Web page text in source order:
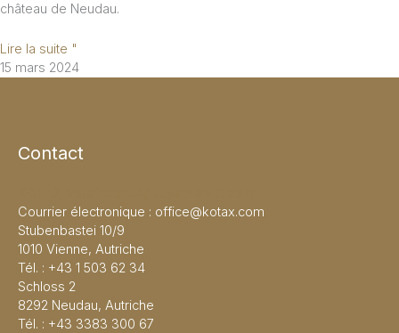
château de Neudau.
Lire la suite "
15 mars 2024
Contact
Courrier électronique : office@kotax.com
Stubenbastei 10/9
1010 Vienne, Autriche
Tél. : +43 1 503 62 34
Schloss 2
8292 Neudau, Autriche
Tél. : +43 3383 300 67